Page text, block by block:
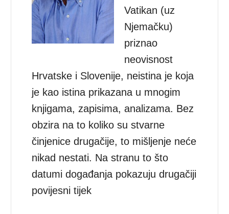
Vatikan (uz
Njemačku)
priznao
neovisnost
Hrvatske i Slovenije, neistina je koja
je kao istina prikazana u mnogim
knjigama, zapisima, analizama. Bez
obzira na to koliko su stvarne
činjenice drugačije, to mišljenje neće
nikad nestati. Na stranu to što
datumi događanja pokazuju drugačiji
povijesni tijek